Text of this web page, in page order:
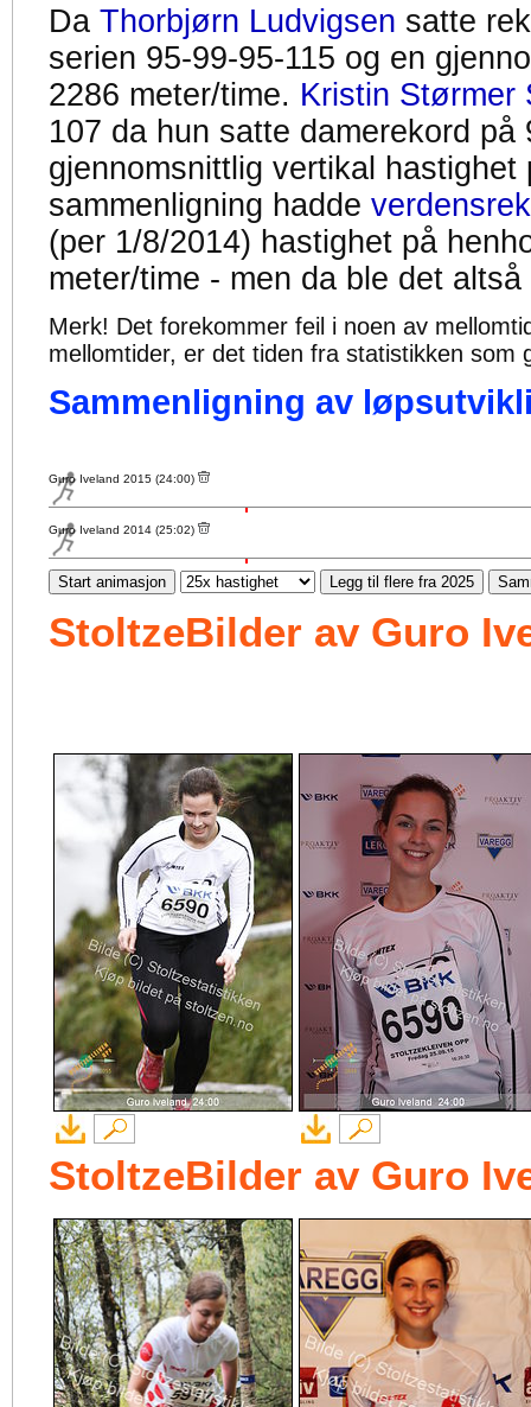
Da Thorbjørn Ludvigsen satte
serien 95-99-95-115 og en
2286 meter/time. Kristin Størmer
107 da hun satte damerekord på
gjennomsnittlig vertikal hastighet
sammenligning hadde
(per 1/8/2014) hastighet på
meter/time - men da ble det
Merk! Det forekommer feil i noen av
mellomtider, er det tiden fra statistikken som
Sammenligning av
Guro Iveland 2015 (24:00)
Guro Iveland 2014 (25:02)
Start animasjon Legg til flere fra 2025
StoltzeBilder av Guro
StoltzeBilder av Guro